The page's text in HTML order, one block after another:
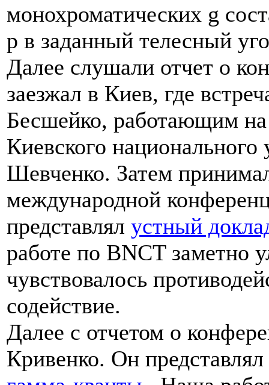
монохроматических g
р в заданный телесный
Далее слушали отчет о
заезжал в Киев, где
Бесшейко, работающим
Киевского
Шевченко. Затем
международной
представлял устный
работе по BNCT заметно
чувствовалось
содействие.
Далее с отчетом о
Кривенко. Он представлял